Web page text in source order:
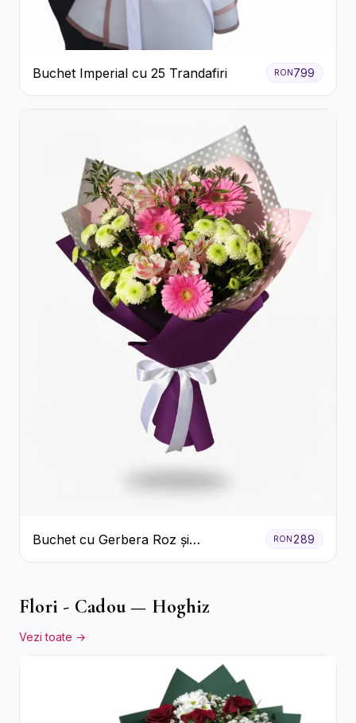
Buchet Imperial cu 25 Trandafiri RON 799
Buchet cu Gerbera Roz și
Crizanteme Verzi
RON 289
Flori - Cadou — Hoghiz
Vezi toate →